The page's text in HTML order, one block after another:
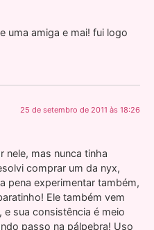
uma amiga e mai! fui logo
25 de setembro de 2011 às 18:26
nele, mas nunca tinha
comprar um da nyx,
pena experimentar também,
Ele também vem
sua consistência é meio
passo na pálpebra! Uso